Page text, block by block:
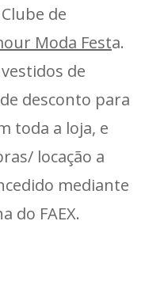
de
Moda Festa.
de
desconto para
toda a loja, e
locação a
mediante
do FAEX.